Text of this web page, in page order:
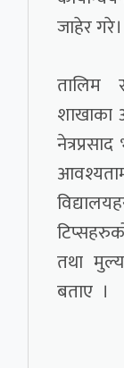
जाहेर गरे।
तालिम
तथा
बताए ।